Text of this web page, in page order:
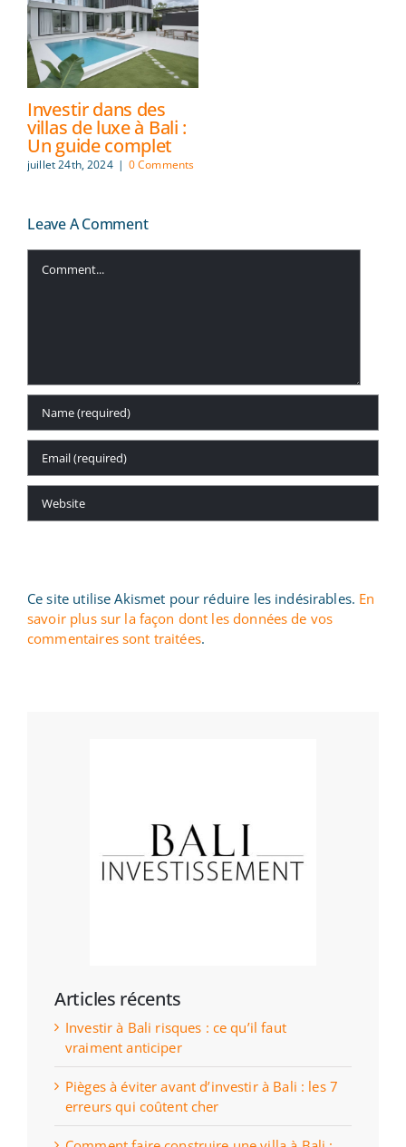
Investir dans des
villas de luxe à Bali :
Un guide complet
juillet 24th, 2024 | 0 Comments
Leave A Comment
Ce site utilise Akismet pour réduire les indésirables. En
savoir plus sur la façon dont les données de vos
commentaires sont traitées.
Articles récents
Investir à Bali risques : ce qu’il faut
vraiment anticiper
Pièges à éviter avant d’investir à Bali : les 7
erreurs qui coûtent cher